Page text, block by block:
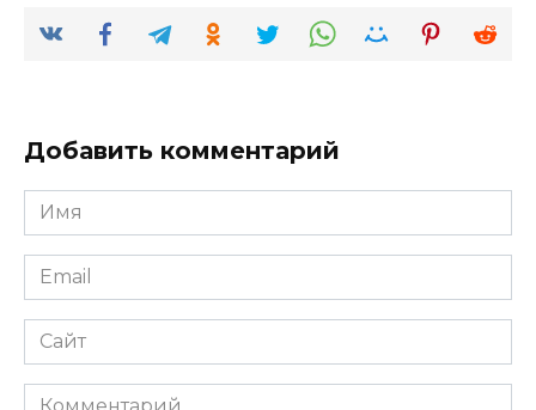
Добавить комментарий
Имя
*
Email
*
Сайт
Комментарий